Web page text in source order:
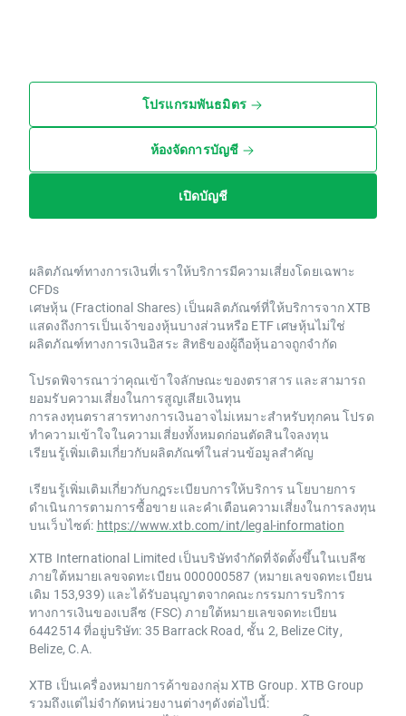
โปรแกรมพันธมิตร
ห้องจัดการบัญชี
เปิดบัญชี
ผลิตภัณฑ์ทางการเงินที่เราให้บริการมีความเสี่ยงโดยเฉพาะ
CFDs
เศษหุ้น (Fractional Shares) เป็นผลิตภัณฑ์ที่ให้บริการจาก XTB
แสดงถึงการเป็นเจ้าของหุ้นบางส่วนหรือ ETF เศษหุ้นไม่ใช่
ผลิตภัณฑ์ทางการเงินอิสระ สิทธิของผู้ถือหุ้นอาจถูกจำกัด
โปรดพิจารณาว่าคุณเข้าใจลักษณะของตราสาร และสามารถ
ยอมรับความเสี่ยงในการสูญเสียเงินทุน
การลงทุนตราสารทางการเงินอาจไม่เหมาะสำหรับทุกคน โปรด
ทำความเข้าใจในความเสี่ยงทั้งหมดก่อนตัดสินใจลงทุน
เรียนรู้เพิ่มเติมเกี่ยวกับผลิตภัณฑ์ในส่วนข้อมูลสำคัญ
เรียนรู้เพิ่มเติมเกี่ยวกับกฎระเบียบการให้บริการ นโยบายการ
ดำเนินการตามการซื้อขาย และคำเตือนความเสี่ยงในการลงทุน
บนเว็บไซต์: https://www.xtb.com/int/legal-information
XTB International Limited เป็นบริษัทจำกัดที่จัดตั้งขึ้นในเบลีซ
ภายใต้หมายเลขจดทะเบียน 000000587 (หมายเลขจดทะเบียน
เดิม 153,939) และได้รับอนุญาตจากคณะกรรมการบริการ
ทางการเงินของเบลีซ (FSC) ภายใต้หมายเลขจดทะเบียน
6442514 ที่อยู่บริษัท: 35 Barrack Road, ชั้น 2, Belize City,
Belize, C.A.
XTB เป็นเครื่องหมายการค้าของกลุ่ม XTB Group. XTB Group
รวมถึงแต่ไม่จำกัดหน่วยงานต่างๆดังต่อไปนี้: